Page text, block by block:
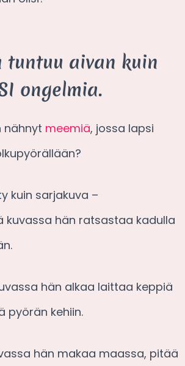
tuntuu aivan kuin
ongelmia.
nähnyt meemiä, jossa lapsi
kuin sarjakuva –
kuvassa hän ratsastaa kadulla
hän alkaa laittaa keppiä
pyörän kehiin.
hän makaa maassa, pitää